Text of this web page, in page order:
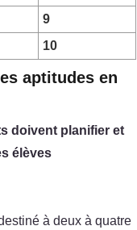
9
10
aptitudes en
doivent planifier et
élèves
à deux à quatre